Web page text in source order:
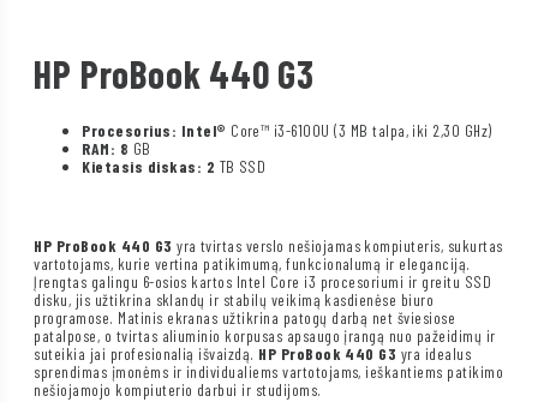
HP ProBook 440 G3
Procesorius: Intel® Core™ i3-6100U (3 MB talpa, iki 2,30 GHz)
RAM: 8 GB
Kietasis diskas: 2 TB SSD
HP ProBook 440 G3 yra tvirtas verslo nešiojamas kompiuteris, sukurtas
vartotojams, kurie vertina patikimumą, funkcionalumą ir eleganciją.
Įrengtas galingu 6-osios kartos Intel Core i3 procesoriumi ir greitu SSD
disku, jis užtikrina sklandų ir stabilų veikimą kasdienėse biuro
programose. Matinis ekranas užtikrina patogų darbą net šviesiose
patalpose, o tvirtas aliuminio korpusas apsaugo įrangą nuo pažeidimų ir
suteikia jai profesionalią išvaizdą. HP ProBook 440 G3 yra idealus
sprendimas įmonėms ir individualiems vartotojams, ieškantiems patikimo
nešiojamojo kompiuterio darbui ir studijoms.